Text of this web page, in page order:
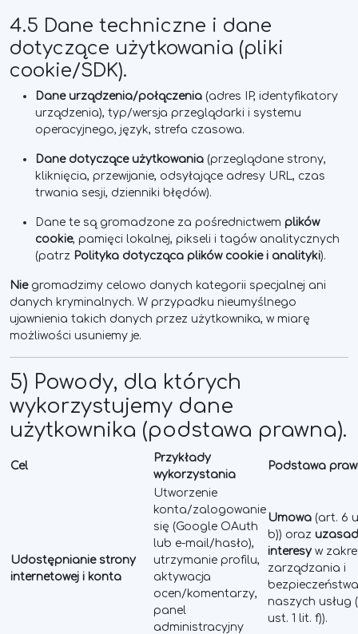
4.5 Dane techniczne i dane
dotyczące użytkowania (pliki
cookie/SDK).
Dane urządzenia/połączenia (adres IP, identyfikatory
urządzenia), typ/wersja przeglądarki i systemu
operacyjnego, język, strefa czasowa.
Dane dotyczące użytkowania (przeglądane strony,
kliknięcia, przewijanie, odsyłające adresy URL, czas
trwania sesji, dzienniki błędów).
Dane te są gromadzone za pośrednictwem plików
cookie, pamięci lokalnej, pikseli i tagów analitycznych
(patrz Polityka dotycząca plików cookie i analityki).
Niegromadzimy celowo danych kategorii specjalnej ani
danych kryminalnych. W przypadku nieumyślnego
ujawnienia takich danych przez użytkownika, w miarę
możliwości usuniemy je.
5) Powody, dla których
wykorzystujemy dane
użytkownika (podstawa prawna).
Cel
Przykłady
wykorzystania
Podstawa
Udostępnianie strony
internetowej i konta
Utworzenie
konta/zalogowanie
się (Google OAuth
lub e-mail/hasło),
utrzymanie profilu,
aktywacja
ocen/komentarzy,
panel
administracyjny
Umowa (art. 6
b)) oraz
interesy w
zarządzania i
bezpieczeństwa
naszych usług
ust. 1 lit. f)).